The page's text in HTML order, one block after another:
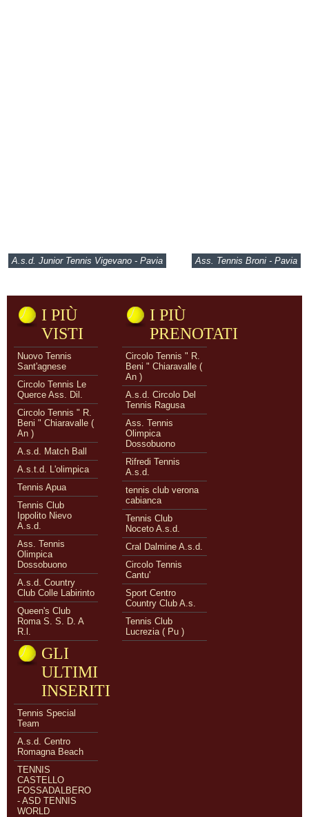
A.s.d. Junior Tennis Vigevano - Pavia Ass. Tennis Broni - Pavia
I PIÙ
VISTI
Nuovo Tennis
Sant'agnese
Circolo Tennis Le
Querce Ass. Dil.
Circolo Tennis " R.
Beni " Chiaravalle (
An )
A.s.d. Match Ball
A.s.t.d. L'olimpica
Tennis Apua
Tennis Club
Ippolito Nievo
A.s.d.
Ass. Tennis
Olimpica
Dossobuono
A.s.d. Country
Club Colle Labirinto
Queen's Club
Roma S. S. D. A
R.l.
I PIÙ
PRENOTATI
Circolo Tennis " R.
Beni " Chiaravalle (
An )
A.s.d. Circolo Del
Tennis Ragusa
Ass. Tennis
Olimpica
Dossobuono
Rifredi Tennis
A.s.d.
tennis club verona
cabianca
Tennis Club
Noceto A.s.d.
Cral Dalmine A.s.d.
Circolo Tennis
Cantu'
Sport Centro
Country Club A.s.
Tennis Club
Lucrezia ( Pu )
GLI
ULTIMI
INSERITI
Tennis Special
Team
A.s.d. Centro
Romagna Beach
TENNIS
CASTELLO
FOSSADALBERO
- ASD TENNIS
WORLD